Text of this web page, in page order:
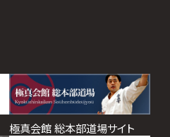
極真会館 総本部道場サイト